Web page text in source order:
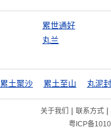
累世通好
丸兰
累土聚沙 累土至山 丸泥
关于我们 | 联系方式|
粤ICP备